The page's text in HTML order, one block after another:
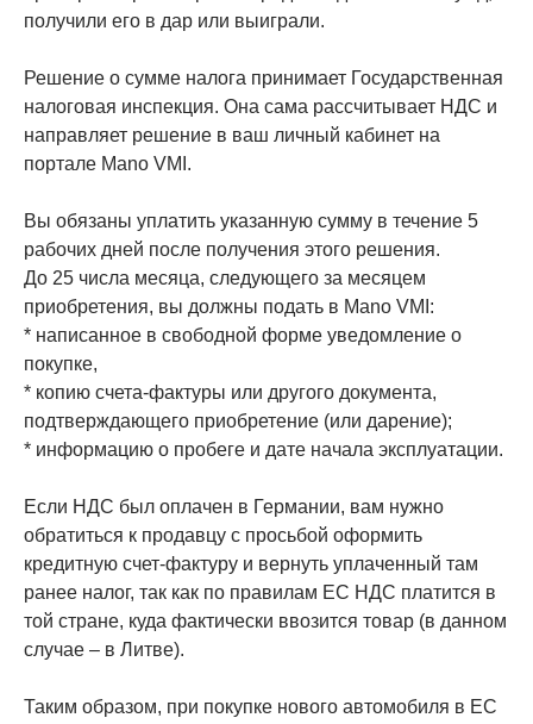
получили его в дар или выиграли.
Решение о сумме налога принимает Государственная
налоговая инспекция. Она сама рассчитывает НДС и
направляет решение в ваш личный кабинет на
портале Mano VMI.
Вы обязаны уплатить указанную сумму в течение 5
рабочих дней после получения этого решения.
До 25 числа месяца, следующего за месяцем
приобретения, вы должны подать в Mano VMI:
* написанное в свободной форме уведомление о
покупке,
* копию счета-фактуры или другого документа,
подтверждающего приобретение (или дарение);
* информацию о пробеге и дате начала эксплуатации.
Если НДС был оплачен в Германии, вам нужно
обратиться к продавцу с просьбой оформить
кредитную счет-фактуру и вернуть уплаченный там
ранее налог, так как по правилам ЕС НДС платится в
той стране, куда фактически ввозится товар (в данном
случае – в Литве).
Таким образом, при покупке нового автомобиля в ЕС